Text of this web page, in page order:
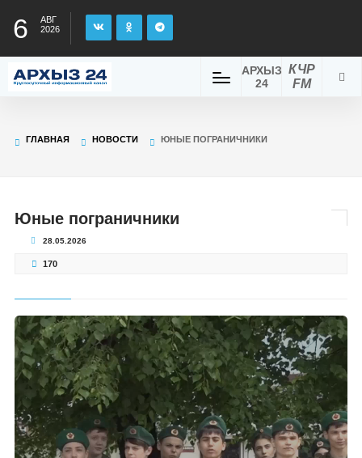
6
АВГ
2026
КЧР
FM
АРХЫЗ
24
ГЛАВНАЯ НОВОСТИ ЮНЫЕ ПОГРАНИЧНИКИ
Юные пограничники
28.05.2026
170